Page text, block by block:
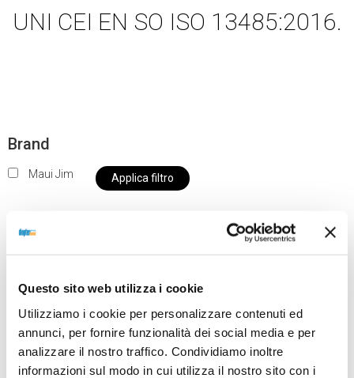
Questo sito web utilizza i cookie
Utilizziamo i cookie per personalizzare contenuti ed
annunci, per fornire funzionalità dei social media e per
analizzare il nostro traffico. Condividiamo inoltre
informazioni sul modo in cui utilizza il nostro sito con i
UNI CEI EN SO ISO 13485:2016.
Brand
Maui Jim Applica filtro
nostro negozio non saranno disponibili per la
spedizione fino al giorno 31 agosto. BUONE FERIE
da OTTICA DIOPTER